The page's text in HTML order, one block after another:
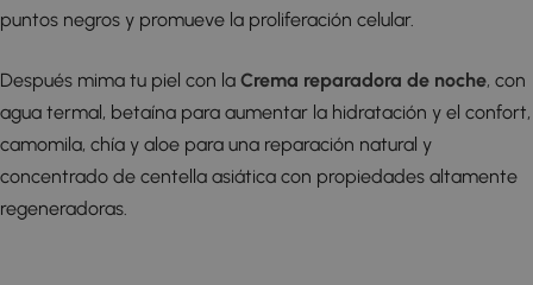
puntos negros y promueve la proliferación celular.
Después mima tu piel con la Crema reparadora de noche, con
agua termal, betaína para aumentar la hidratación y el confort,
camomila, chía y aloe para una reparación natural y
concentrado de centella asiática con propiedades altamente
regeneradoras.